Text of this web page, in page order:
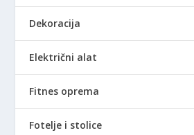
Dekoracija
Električni alat
Fitnes oprema
Fotelje i stolice